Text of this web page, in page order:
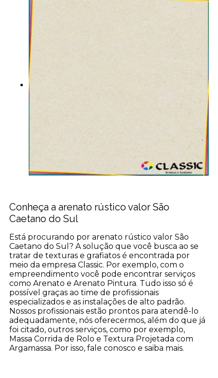
Conheça a arenato rústico valor São
Caetano do Sul
Está procurando por arenato rústico valor São
Caetano do Sul? A solução que você busca ao se
tratar de texturas e grafiatos é encontrada por
meio da empresa Classic. Por exemplo, com o
empreendimento você pode encontrar serviços
como Arenato e Arenato Pintura. Tudo isso só é
possível graças ao time de profissionais
especializados e as instalações de alto padrão.
Nossos profissionais estão prontos para atendê-lo
adequadamente, nós oferecermos, além do que já
foi citado, outros serviços, como por exemplo,
Massa Corrida de Rolo e Textura Projetada com
Argamassa. Por isso, fale conosco e saiba mais.